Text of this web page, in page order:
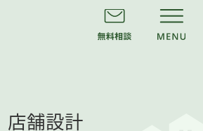
店舗設計